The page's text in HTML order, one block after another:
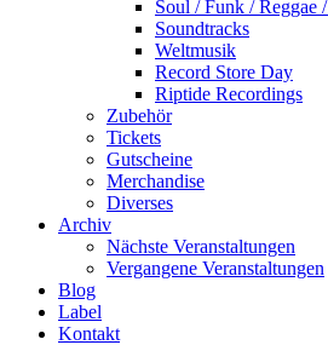
Soul / Funk / Reggae
Soundtracks
Weltmusik
Record Store Day
Riptide Recordings
Zubehör
Tickets
Gutscheine
Merchandise
Diverses
Archiv
Nächste Veranstaltungen
Vergangene Veranstaltungen
Blog
Label
Kontakt